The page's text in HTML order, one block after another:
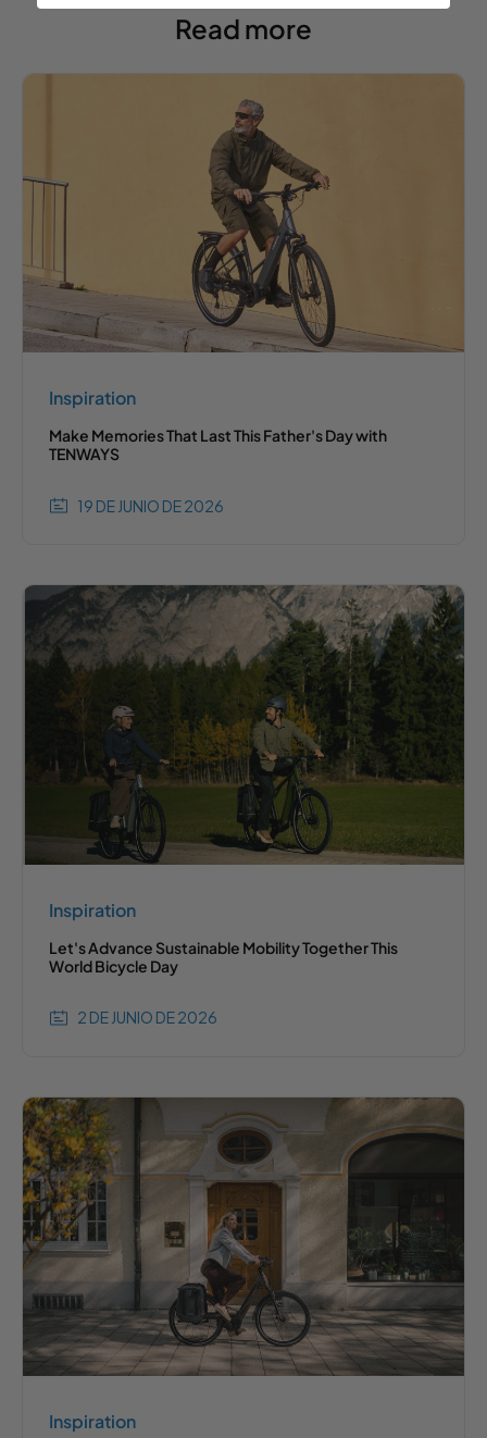
Read more
Inspiration
Make Memories That Last This Father's Day with
TENWAYS
19 DE JUNIO DE 2026
Inspiration
Let's Advance Sustainable Mobility Together This
World Bicycle Day
2 DE JUNIO DE 2026
Inspiration